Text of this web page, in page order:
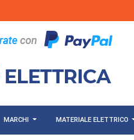
MARCHI MATERIALE ELETTRICO